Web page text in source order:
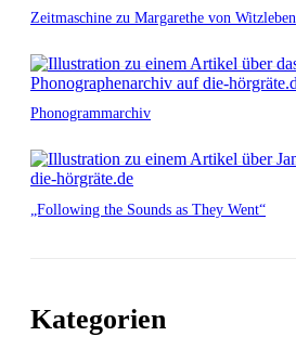
Zeitmaschine zu Margarethe von Witzleben
Phonogrammarchiv
„Following the Sounds as They Went“
Kategorien